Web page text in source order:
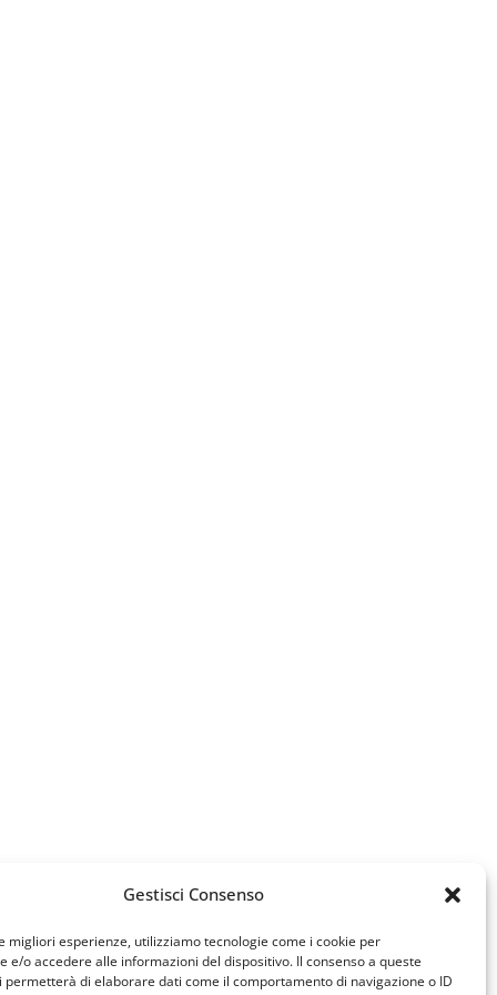
Gestisci Consenso
migliori esperienze, utilizziamo tecnologie come i cookie per
e/o accedere alle informazioni del dispositivo. Il consenso a queste
permetterà di elaborare dati come il comportamento di navigazione o ID